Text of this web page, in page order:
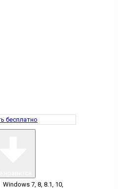
бесплатно
Windows 7, 8, 8.1, 10,